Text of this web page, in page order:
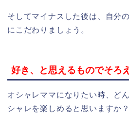
そしてマイナスした後は、自分
にこだわりましょう。
好き、と思えるものでそろ
オシャレママになりたい時、ど
シャレを楽しめると思いますか？